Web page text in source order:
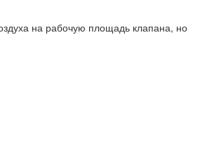
на рабочую площадь клапана, но